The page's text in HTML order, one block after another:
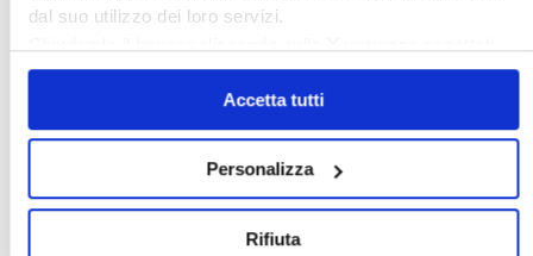
dal suo utilizzo dei loro servizi.
solo i cookie necessari.
Accetta tutti
Personalizza
Rifiuta
Ideologia Green
Irregolarità Formali
Libero Mercato
Monolocali
New York
Prezzi Case
Prima Casa
Proprietari Casa
Rendite Catastali
Rivoluzioneliberale
Ruderi
Sicurezza
Sommerso
Trasferimenti